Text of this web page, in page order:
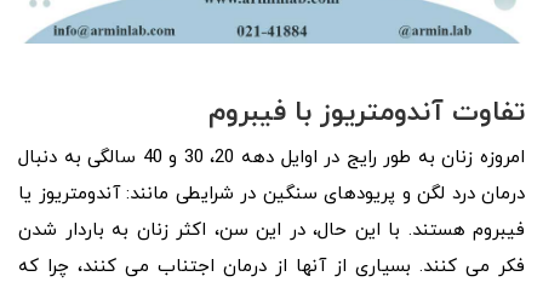
تفاوت آندومتریوز با فیبروم
امروزه زنان به طور رایج در اوایل دهه 20، 30 و 40 سالگی به دنبال
درمان درد لگن و پریودهای سنگین در شرایطی مانند: آندومتریوز یا
فیبروم هستند. با این حال، در این سن، اکثر زنان به باردار شدن
فکر می کنند. بسیاری از آنها از درمان اجتناب می کنند، چرا که